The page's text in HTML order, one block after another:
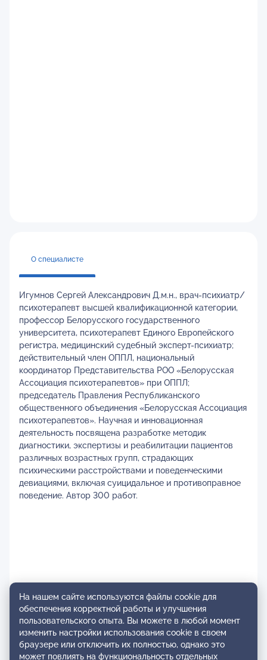
О специалисте
Игумнов Сергей Александрович Д.м.н., врач-психиатр/
психотерапевт высшей квалификационной категории,
профессор Белорусского государственного
университета, психотерапевт Единого Европейского
регистра, медицинский судебный эксперт-психиатр;
действительный член ОППЛ, национальный
координатор Представительства РОО «Белорусская
Ассоциация психотерапевтов» при ОППЛ;
председатель Правления Республиканского
общественного объединения «Белорусская Ассоциация
психотерапевтов». Научная и инновационная
деятельность посвящена разработке методик
диагностики, экспертизы и реабилитации пациентов
различных возрастных групп, страдающих
психическими расстройствами и поведенческими
девиациями, включая суицидальное и противоправное
поведение. Автор 300 работ.
На нашем сайте используются файлы cookie для
обеспечения корректной работы и улучшения
пользовательского опыта. Вы можете в любой момент
изменить настройки использования cookie в своем
браузере или отключить их полностью, однако это
может повлиять на функциональность отдельных